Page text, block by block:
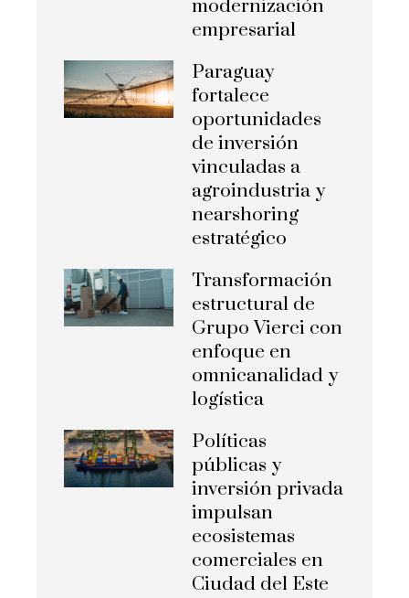
modernización
empresarial
Paraguay
fortalece
oportunidades
de inversión
vinculadas a
agroindustria y
nearshoring
estratégico
Transformación
estructural de
Grupo Vierci con
enfoque en
omnicanalidad y
logística
Políticas
públicas y
inversión privada
impulsan
ecosistemas
comerciales en
Ciudad del Este